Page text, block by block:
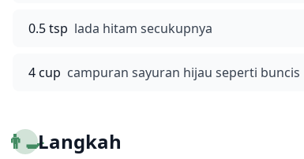
0.5 tsp lada hitam secukupnya
4 cup campuran sayuran hijau seperti buncis
👨‍🍳Langkah